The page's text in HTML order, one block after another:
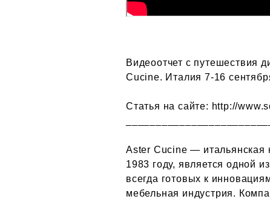
Видеоотчет с путешествия
Cucine. Италия 7-16
Статья на сайте: http://
Aster Cucine — итальянская
1983 году, является одной
всегда готовых к
мебельная индустрия.